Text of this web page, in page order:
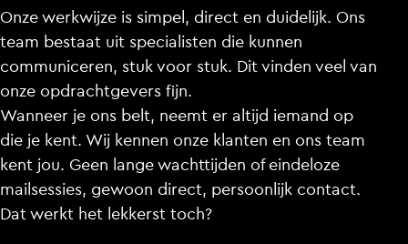
Onze werkwijze is simpel, direct en duidelijk. Ons
team bestaat uit specialisten die kunnen
communiceren, stuk voor stuk. Dit vinden veel van
onze opdrachtgevers fijn.
Wanneer je ons belt, neemt er altijd iemand op
die je kent. Wij kennen onze klanten en ons team
kent jou. Geen lange wachttijden of eindeloze
mailsessies, gewoon direct, persoonlijk contact.
Dat werkt het lekkerst toch?